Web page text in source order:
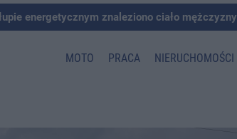
energetycznym znaleziono ciało mężczyzny
MOTO PRACA NIERUCHOMOŚCI